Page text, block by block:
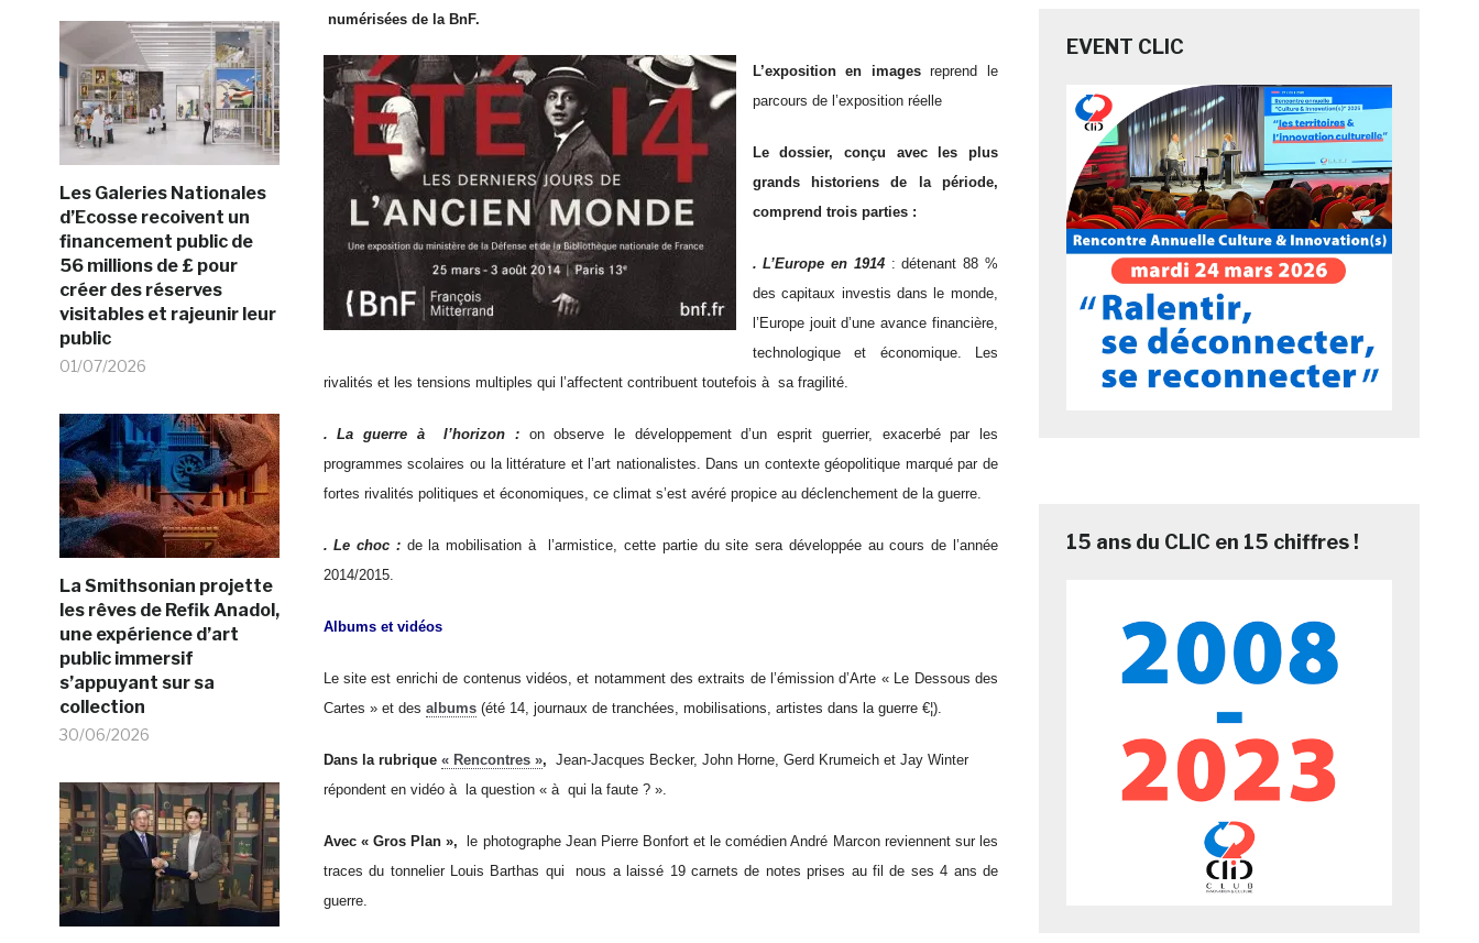
Les Galeries Nationales
d’Ecosse recoivent un
financement public de
56 millions de £ pour
créer des réserves
visitables et rajeunir leur
public
01/07/2026
La Smithsonian projette
les rêves de Refik Anadol,
une expérience d’art
public immersif
s’appuyant sur sa
collection
30/06/2026
numérisées de la BnF.
L’exposition en imagesreprend le
parcours de l’exposition réelle
Le dossier, conçu avec les plus
grands historiens de la période,
comprend trois parties :
. L’Europe en 1914: détenant 88 %
des capitaux investis dans le monde,
l’Europe jouit d’une avance financière,
technologique et économique. Les
rivalités et les tensions multiples qui l’affectent contribuent toutefois à sa fragilité.
. La guerre à l’horizon : on observe le développement d’un esprit guerrier, exacerbé par les
programmes scolaires ou la littérature et l’art nationalistes. Dans un contexte géopolitique marqué par de
fortes rivalités politiques et économiques, ce climat s’est avéré propice au déclenchement de la guerre.
. Le choc : de la mobilisation à l’armistice, cette partie du site sera développée au cours de l’année
2014/2015.
Albums et vidéos
Le site est enrichi de contenus vidéos, et notamment des extraits de l’émission d’Arte « Le Dessous des
Cartes » et des albums(été 14, journaux de tranchées, mobilisations, artistes dans la guerre €¦).
Dans la rubrique « Rencontres », Jean-Jacques Becker, John Horne, Gerd Krumeich et Jay Winter
répondent en vidéo à la question « à qui la faute ? ».
Avec « Gros Plan »,
le photographe Jean Pierre Bonfort et le comédien André Marcon reviennent sur les
traces du tonnelier Louis Barthas qui nous a laissé 19 carnets de notes prises au fil de ses 4 ans de
guerre.
EVENT CLIC
15 ans du CLIC en 15 chiffres !